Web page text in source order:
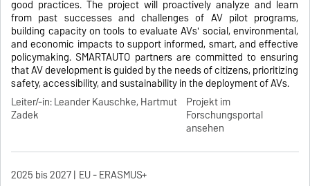
good practices. The project will proactively analyze and learn
from past successes and challenges of AV pilot programs,
building capacity on tools to evaluate AVs' social, environmental,
and economic impacts to support informed, smart, and effective
policymaking. SMARTAUTO partners are committed to ensuring
that AV development is guided by the needs of citizens, prioritizing
safety, accessibility, and sustainability in the deployment of AVs.
Leiter/-in: Leander Kauschke, Hartmut
Zadek
Projekt im
Forschungsportal
ansehen
2025 bis 2027 EU - ERASMUS+